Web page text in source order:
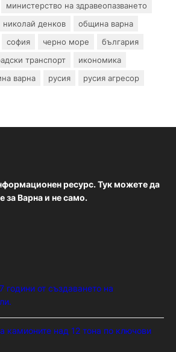
министерство на здравеопазването
николай денков
община варна
софия черно море
българия
транспорт
икономика
варна русия
русия агресор
ресурс. Тук можете да
за Варна и не само.
години от създаването на
камионите над 12 тона по ключови